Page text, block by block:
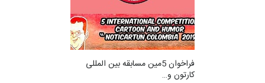
فراخوان 5مین مسابقه بین المللی
کارتون و…